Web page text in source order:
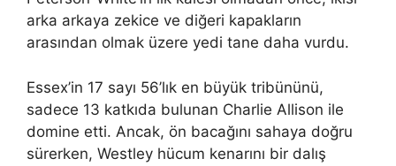
arka arkaya zekice ve diğeri kapakların
arasından olmak üzere yedi tane daha vurdu.
Essex’in 17 sayı 56’lık en büyük tribününü,
sadece 13 katkıda bulunan Charlie Allison ile
domine etti. Ancak, ön bacağını sahaya doğru
sürerken, Westley hücum kenarını bir dalış